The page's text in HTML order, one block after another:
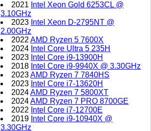
2021 Intel Xeon Gold 6253CL @
3.10GHz
2023 Intel Xeon D-2795NT @
2.00GHz
2022AMD Ryzen 5 7600X
2024 Intel Core Ultra 5 235H
2023 Intel Core i9-13900H
2018 Intel Core i9-9940X @ 3.30GHz
2023AMD Ryzen 7 7840HS
2023 Intel Core i7-13620H
2024AMD Ryzen 7 5800XT
2024AMD Ryzen 7 PRO 8700GE
2022 Intel Core i7-12700E
2019 Intel Core i9-10940X @
3.30GHz